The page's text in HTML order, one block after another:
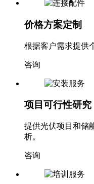
价格方案定制
根据客户需求提供
咨询
项目可行性研究
提供光伏项目和储
析。
咨询